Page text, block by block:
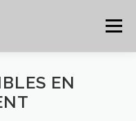
Menu
GALERIE
EN